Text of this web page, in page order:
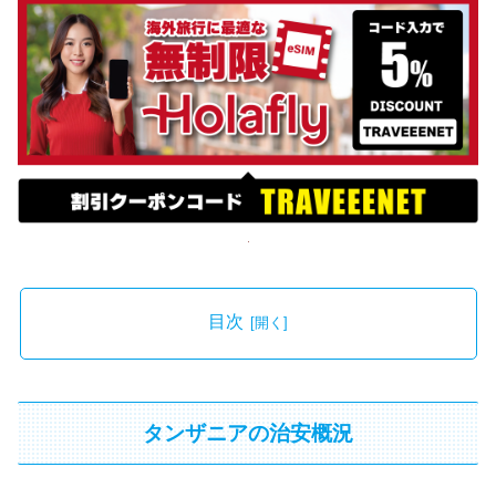
目次
タンザニアの治安概況